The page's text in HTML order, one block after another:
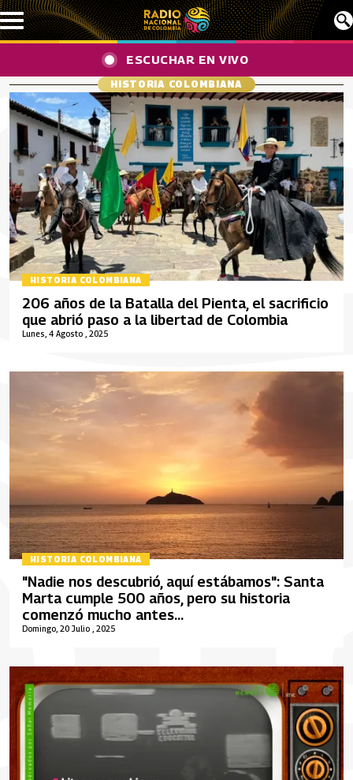
Pasar al contenido principal
ESCUCHAR EN VIVO
HISTORIA COLOMBIANA
HISTORIA COLOMBIANA
Lunes, 4 Agosto , 2025
206 años de la Batalla del Pienta, el sacrificio
que abrió paso a la libertad de Colombia
HISTORIA COLOMBIANA
Domingo, 20 Julio , 2025
"Nadie nos descubrió, aquí estábamos": Santa
Marta cumple 500 años, pero su historia
comenzó mucho antes...